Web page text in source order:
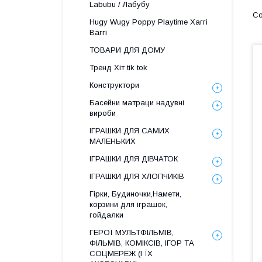
Labubu / Лабубу
Hugy Wugy Poppy Playtime Хаггі
Ваггі
ТОВАРИ ДЛЯ ДОМУ
Тренд Хіт tik tok
Конструктори
Басейни матраци надувні
вироби
ІГРАШКИ ДЛЯ САМИХ
МАЛЕНЬКИХ
ІГРАШКИ ДЛЯ ДІВЧАТОК
ІГРАШКИ ДЛЯ ХЛОПЧИКІВ
Гірки, Будиночки,Намети,
корзини для іграшок,
гойдалки
ГЕРОЇ МУЛЬТФІЛЬМІВ,
ФІЛЬМІВ, КОМІКСІВ, ІГОР ТА
СОЦМЕРЕЖ (І ЇХ